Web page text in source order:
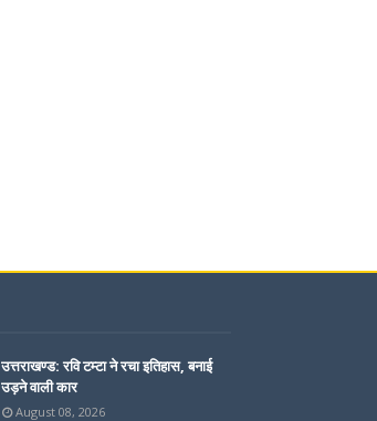
उत्तराखण्ड: रवि टम्टा ने रचा इतिहास, बनाई
उड़ने वाली कार
August 08, 2026